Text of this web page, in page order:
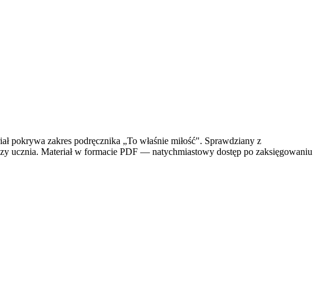
pokrywa zakres podręcznika „To właśnie miłość". Sprawdziany z
ucznia. Materiał w formacie PDF — natychmiastowy dostęp po zaksięgowaniu